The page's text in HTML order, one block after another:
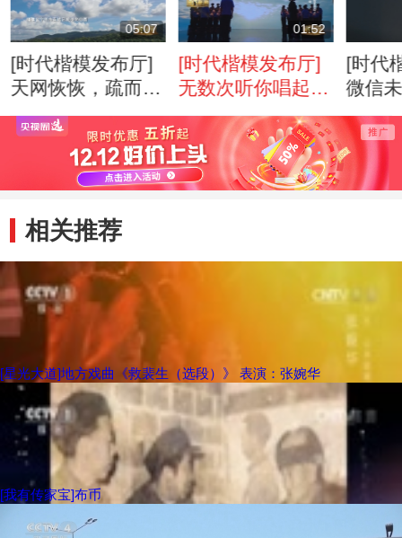
05:07
[时代楷模发布厅]
天网恢恢，疏而不
漏
01:52
[时代楷模发布厅]
无数次听你唱起这
首歌，今天我们想
唱给你听
[时代
微信
99+，
再也
在输
相关推荐
[星光大道]地方戏曲《救裴生（选段）》 表演：张婉华
[我有传家宝]布币